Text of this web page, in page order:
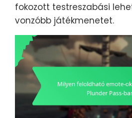
fokozott testreszabási
vonzóbb játékmenetet.